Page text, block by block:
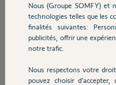
Sécurité
Domotique
Chauffage
Merci,
Ain R.
il y a presque 4 ans
Participer au
Nous (Groupe SOMFY) et
technologies telles que les
finalités suivantes:
publicités, offrir une
notre trafic.
Nous respectons votre
pouvez choisir